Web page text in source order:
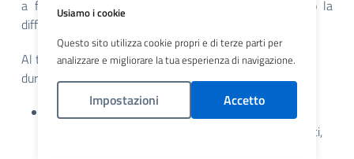
a favorirne la trasferibilità in altri territori attraverso la
diffusione dei risultati ottenuti.
Al termine del progetto è stato realizzato un seminario,
durante il quale sono stati presentati i risultati raggiunti:
sono stati complessivamente
contattati 597 RTPI
(attraverso accesso spontaneo, invio da parte di enti,
Usiamo i cookie
Questo sito utilizza cookie propri e di terze parti per
analizzare e migliorare la tua esperienza di navigazione.
Impostazioni Accetto